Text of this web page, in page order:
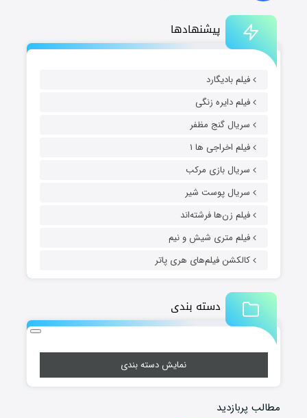
پیشنهادها
فیلم بادیگارد
فیلم دایره زنگی
سریال گنج مظفر
فیلم اخراجی ها ۱
سریال بازی مرکب
سریال پوست شیر
فیلم زن‌ها فرشته‌اند
فیلم متری شیش و نیم
کالکشن فیلم‌های هری پاتر
دسته بندی
نمایش دسته بندی
مطالب پربازدید